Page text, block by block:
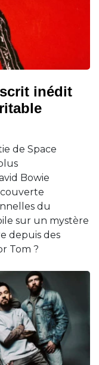
inédit
de Space
Bowie
du
sur un mystère
depuis des
Tom ?